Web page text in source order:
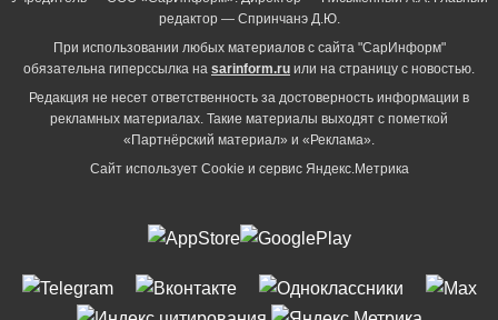
редактор — Спринчанэ Д.Ю.
При использовании любых материалов с сайта "СарИнформ"
обязательна гиперссылка на sarinform.ru или на страницу с новостью.
Редакция не несет ответственность за достоверность информации в
рекламных материалах. Такие материалы выходят с пометкой
«Партнёрский материал» и «Реклама».
Сайт использует Cookie и сервиc Яндекс.Метрика